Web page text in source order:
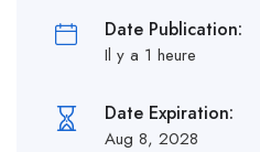
Date Publication:
Il y a 1 heure
Date Expiration:
Aug 8, 2028